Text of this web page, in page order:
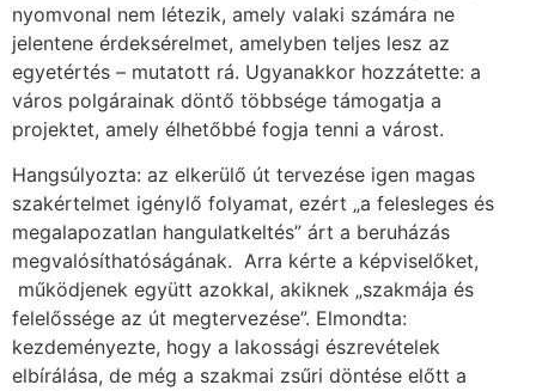
nyomvonal nem létezik, amely valaki számára ne
jelentene érdeksérelmet, amelyben teljes lesz az
egyetértés – mutatott rá. Ugyanakkor hozzátette: a
város polgárainak döntő többsége támogatja a
projektet, amely élhetőbbé fogja tenni a várost.
Hangsúlyozta: az elkerülő út tervezése igen magas
szakértelmet igénylő folyamat, ezért „a felesleges és
megalapozatlan hangulatkeltés” árt a beruházás
megvalósíthatóságának. Arra kérte a képviselőket,
működjenek együtt azokkal, akiknek „szakmája és
felelőssége az út megtervezése”. Elmondta:
kezdeményezte, hogy a lakossági észrevételek
elbírálása, de még a szakmai zsűri döntése előtt a